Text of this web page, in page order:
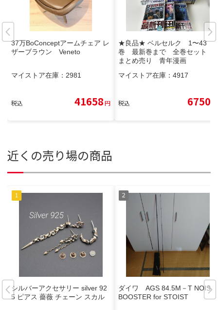
37万BoConceptアームチェア レ
ザーブラウン Veneto
マイストア在庫： 2981
税込 41658円
★良品★ ベルセルク 1〜43
巻 最新巻まで 全巻セット
まとめ売り 青年漫画
マイストア在庫： 4917
税込 6750
近くの売り場の商品
シルバーアクセサリー silver 92
5 ピアス 薔薇 チェーン スカル
ダイワ AGS 84.5M－T NOISE
BOOSTER for STOIST